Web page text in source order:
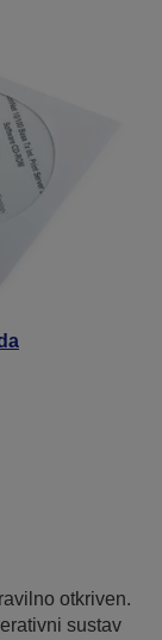
otkriven.
sustav